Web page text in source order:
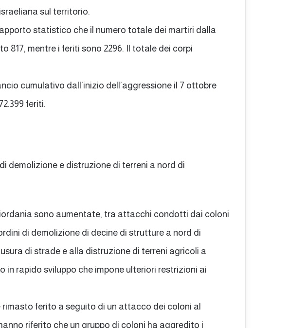
sul territorio.
statistico che il numero totale dei martiri dalla
817, mentre i feriti sono 2296. Il totale dei corpi
cumulativo dall’inizio dell’aggressione il 7 ottobre
feriti.
demolizione e distruzione di terreni a nord di
sono aumentate, tra attacchi condotti dai coloni
di demolizione di decine di strutture a nord di
di strade e alla distruzione di terreni agricoli a
in rapido sviluppo che impone ulteriori restrizioni ai
rimasto ferito a seguito di un attacco dei coloni al
riferito che un gruppo di coloni ha aggredito i